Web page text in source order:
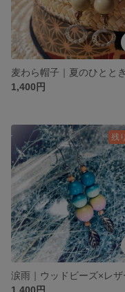
1,400円
残
1,400円